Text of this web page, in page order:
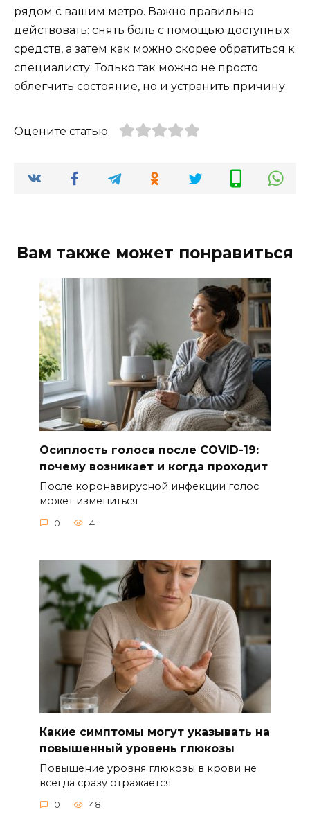
рядом с вашим метро. Важно правильно
действовать: снять боль с помощью доступных
средств, а затем как можно скорее обратиться к
специалисту. Только так можно не просто
облегчить состояние, но и устранить причину.
Оцените статью
Вам также может понравиться
Осиплость голоса после COVID-19:
почему возникает и когда проходит
После коронавирусной инфекции голос
может измениться
0 4
Какие симптомы могут указывать на
повышенный уровень глюкозы
Повышение уровня глюкозы в крови не
всегда сразу отражается
0 48